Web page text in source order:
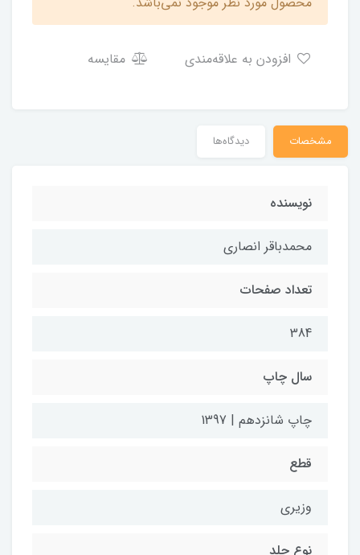
مقایسه
مشخصات دیدگاه‌ها
نویسنده
محمدباقر انصاری
تعداد صفحات
384
سال چاپ
چاپ شانزدهم | 1397
قطع
وزیری
نوع جلد